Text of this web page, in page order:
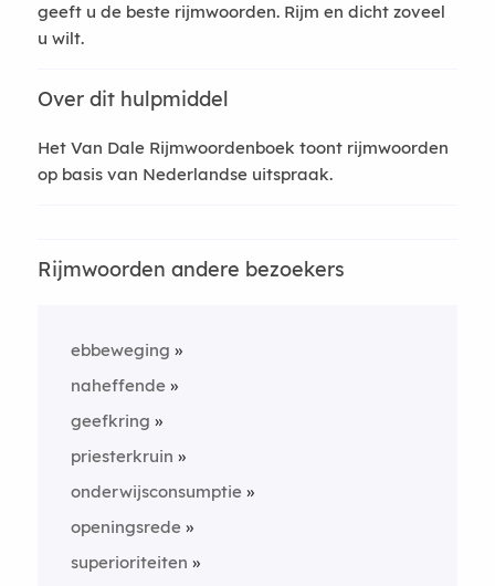
geeft u de beste rijmwoorden. Rijm en dicht zoveel
u wilt.
Over dit hulpmiddel
Het Van Dale Rijmwoordenboek toont rijmwoorden
op basis van Nederlandse uitspraak.
Rijmwoorden andere bezoekers
ebbeweging
naheffende
geefkring
priesterkruin
onderwijsconsumptie
openingsrede
superioriteiten